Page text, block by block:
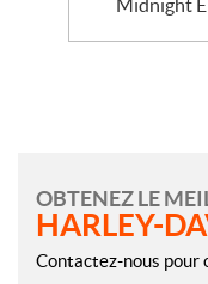
Midnight
OBTENEZ LE
HARLEY-
Contactez-nous pour